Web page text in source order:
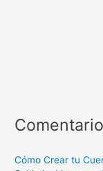
Cómo Crear tu